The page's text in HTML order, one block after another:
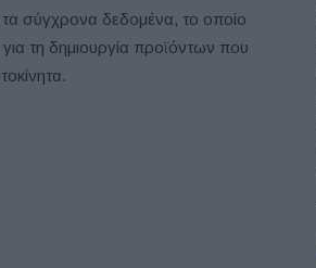
σύγχρονα δεδομένα, το οποίο
τη δημιουργία προϊόντων που